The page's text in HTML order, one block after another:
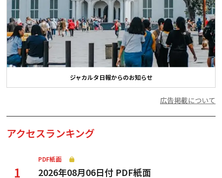
ジャカルタ日報からのお知らせ
広告掲載について
アクセスランキング
PDF紙面
2026年08月06日付 PDF紙面